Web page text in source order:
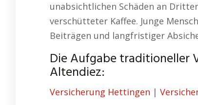
unabsichtlichen Schäden an
verschütteter Kaffee. Junge
Beiträgen und langfristiger
Die Aufgabe traditioneller
Altendiez:
Versicherung Hettingen |